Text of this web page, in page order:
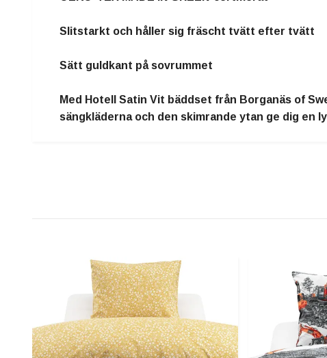
Slitstarkt och håller sig fräscht tvätt efter tvätt
Sätt guldkant på sovrummet
Med Hotell Satin Vit bäddset från Borganäs of
sängkläderna och den skimrande ytan ge dig en